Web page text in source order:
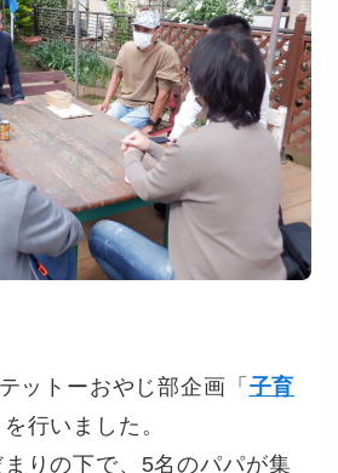
ットーおやじ部企画「 子育
を行いました。
りの下で、5名のパパが集